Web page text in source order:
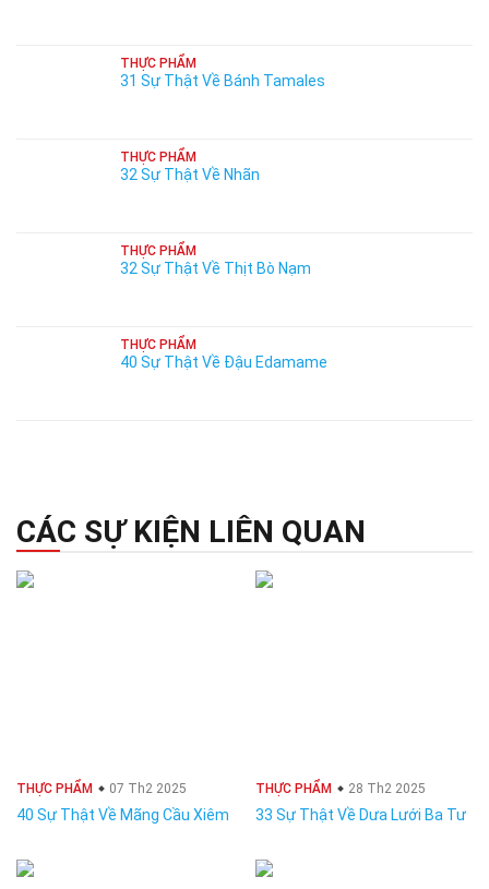
THỰC PHẨM
31 Sự Thật Về Bánh Tamales
THỰC PHẨM
32 Sự Thật Về Nhãn
THỰC PHẨM
32 Sự Thật Về Thịt Bò Nạm
THỰC PHẨM
40 Sự Thật Về Đậu Edamame
CÁC SỰ KIỆN LIÊN QUAN
THỰC PHẨM 07 Th2 2025
40 Sự Thật Về Mãng Cầu Xiêm
THỰC PHẨM 28 Th2 2025
33 Sự Thật Về Dưa Lưới Ba Tư